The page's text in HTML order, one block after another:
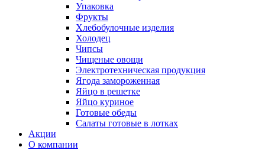
Упаковка
Фрукты
Хлебобулочные изделия
Холодец
Чипсы
Чищеные овощи
Электротехническая продукция
Ягода замороженная
Яйцо в решетке
Яйцо куриное
Готовые обеды
Салаты готовые в лотках
Акции
О компании